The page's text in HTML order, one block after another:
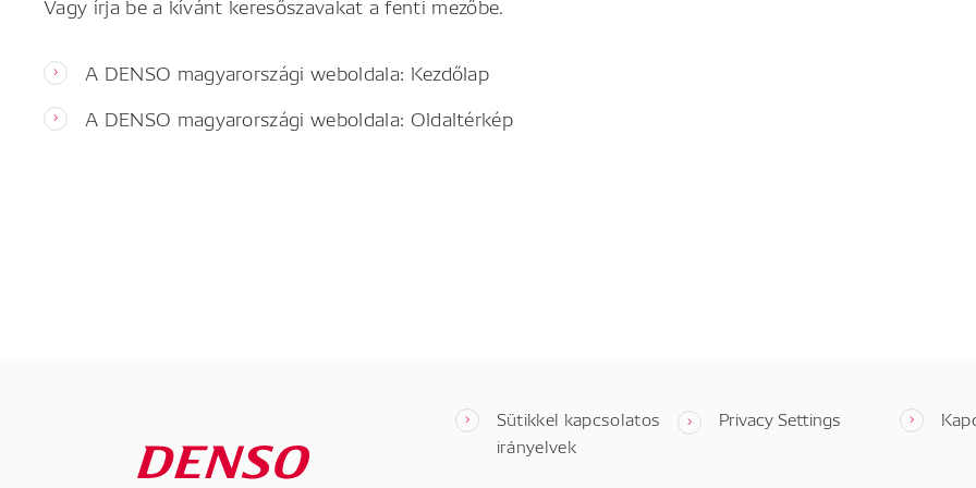
A DENSO magyarországi weboldala: Kezdőlap
A DENSO magyarországi weboldala: Oldaltérkép
Sütikkel kapcsolatos
irányelvek
Privacy Settings